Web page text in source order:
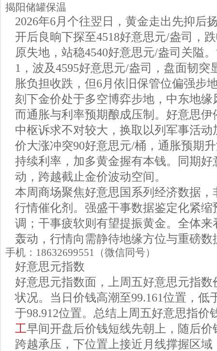
揭阳储罐保温
2026年6月个往翌日，黄金走出先抑后
开后良晌下探至4518好意思元/盎司，
原失地，站稳4540好意思元/盎司关隘
1，波及4595好意思元/盎司，盘面韧突
胀负担收跌，但6月依旧保管位偏强步
刻下金价处于多空博弈步地，中东地
而通胀与利率预期酿成压制。好意思
中枢诉求不对较大，换取以列军事活
价大涨冲突90好意思元/桶，通胀预期
持续利率，加多黄金握有本钱。同期
动，跨越截止金价波动空间。
本周商场聚焦好意思国系列经济数据
行情催化剂。强盛干事数据鉴定化紧
调；干事疲软则有望提振黄金。全体
轰动，行情向需静待地缘方位与重磅数
手机：18632699551（微信同号）
好意思元指数
好意思元指数面，上周五好意思元指
状况。当日价钱高潮至99.161位置，低
于98.912位置。总结上周五好意思指价
工早间开盘后价钱短线先朝上，随后
跨越承压，下位置上接近月线撑握区